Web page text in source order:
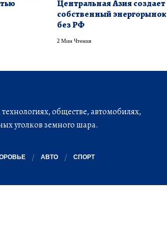
Центральная Азия создает
собственный энергорынок
без РФ
2 Мин Чтения
обществе, автомобилях,
уголков земного шара.
АВТО СПОРТ